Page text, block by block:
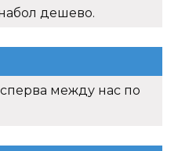
дешево.
между нас по